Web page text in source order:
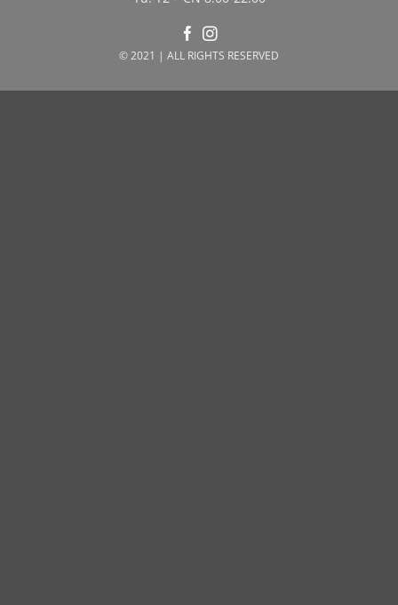
© 2021 | ALL RIGHTS RESERVED